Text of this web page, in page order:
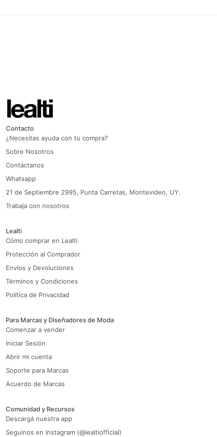
Contacto
¿Necesitas ayuda con tu compra?
Sobre Nosotros
Contáctanos
Whatsapp
21 de Septiembre 2995, Punta Carretas, Montevideo, UY.
Trabaja con nosotros
Lealti
Cómo comprar en Lealti
Protección al Comprador
Envíos y Devoluciones
Términos y Condiciones
Política de Privacidad
Para Marcas y Diseñadores de Moda
Comenzar a vender
Iniciar Sesión
Abrir mi cuenta
Soporte para Marcas
Acuerdo de Marcas
Comunidad y Recursos
Descargá nuestra app
Seguinos en Instagram (@lealtiofficial)